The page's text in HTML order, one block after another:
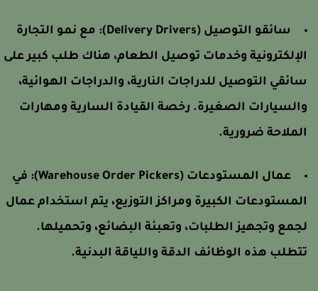
سائقو التوصيل (Delivery Drivers):
مع نمو التجارة
وخدمات توصيل الطعام، هناك طلب كبير على
التوصيل للدراجات النارية، والدراجات الهوائية،
الصغيرة. رخصة القيادة السارية ومهارات
ضرورية.
عمال المستودعات (Warehouse Order Pickers):
في
الكبيرة ومراكز التوزيع، يتم استخدام عمال
وتجهيز الطلبات، وتعبئة البضائع، وتحميلها.
هذه الوظائف الدقة واللياقة البدنية.